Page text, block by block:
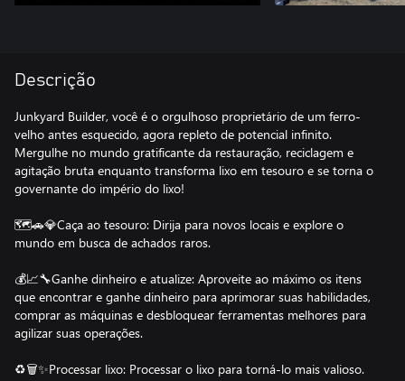
Descrição
Junkyard Builder, você é o orgulhoso proprietário de um ferro-
velho antes esquecido, agora repleto de potencial infinito.
Mergulhe no mundo gratificante da restauração, reciclagem e
agitação bruta enquanto transforma lixo em tesouro e se torna o
governante do império do lixo!
🗺️🚗💎Caça ao tesouro: Dirija para novos locais e explore o
mundo em busca de achados raros.
💰📈🔧Ganhe dinheiro e atualize: Aproveite ao máximo os itens
que encontrar e ganhe dinheiro para aprimorar suas habilidades,
comprar as máquinas e desbloquear ferramentas melhores para
agilizar suas operações.
♻️🗑️✨Processar lixo: Processar o lixo para torná-lo mais valioso.